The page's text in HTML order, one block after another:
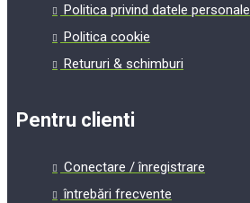
Politica privind datele personale
Politica cookie
Retururi & schimburi
Pentru clienti
Conectare / înregistrare
întrebări frecvente